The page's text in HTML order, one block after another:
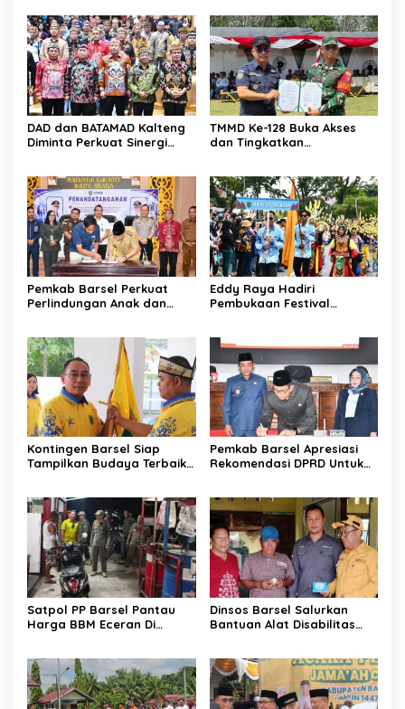
DAD dan BATAMAD Kalteng
Diminta Perkuat Sinergi
TMMD Ke-128 Buka Akses
dan Tingkatkan
Pemkab Barsel Perkuat
Perlindungan Anak dan
Eddy Raya Hadiri
Pembukaan Festival
Kontingen Barsel Siap
Tampilkan Budaya Terbaik
Pemkab Barsel Apresiasi
Rekomendasi DPRD Untuk
Satpol PP Barsel Pantau
Harga BBM Eceran Di
Dinsos Barsel Salurkan
Bantuan Alat Disabilitas